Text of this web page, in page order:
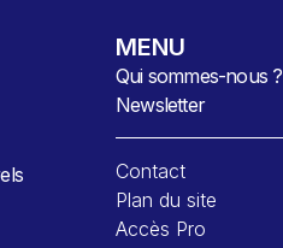
MENU
Qui sommes-nous ?
Newsletter
Contact
Plan du site
Accès Pro